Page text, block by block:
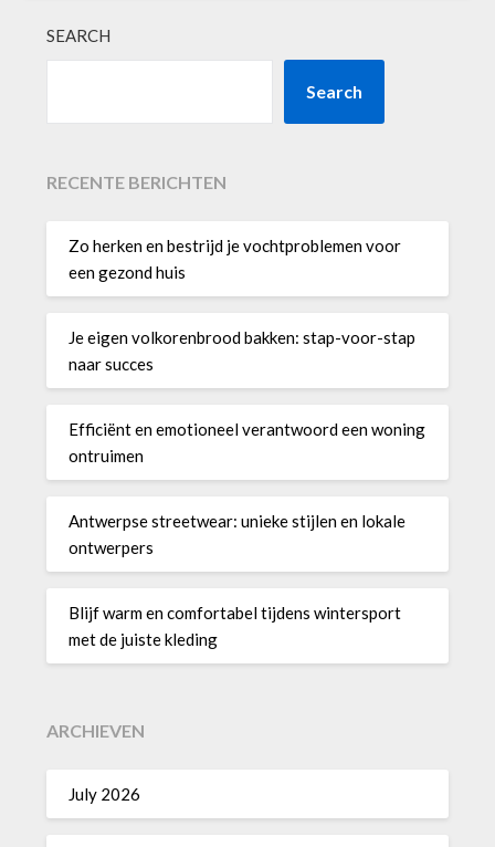
SEARCH
Search
RECENTE BERICHTEN
Zo herken en bestrijd je vochtproblemen voor
een gezond huis
Je eigen volkorenbrood bakken: stap-voor-stap
naar succes
Efficiënt en emotioneel verantwoord een woning
ontruimen
Antwerpse streetwear: unieke stijlen en lokale
ontwerpers
Blijf warm en comfortabel tijdens wintersport
met de juiste kleding
ARCHIEVEN
July 2026